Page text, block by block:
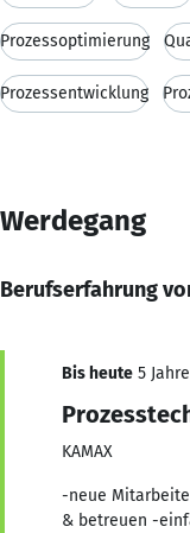
Prozessoptimierung
Prozessentwicklung
Werdegang
Berufserfahrung
Bis heute 5
KAMAX
-neue
& betreuen -